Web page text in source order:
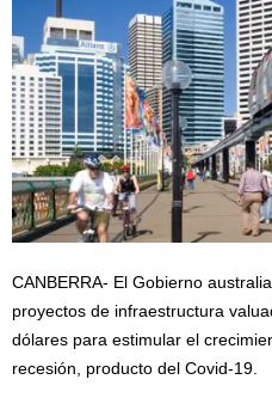
CANBERRA- El Gobierno
proyectos de infraestructura
dólares para estimular el
recesión, producto del Covid-19.